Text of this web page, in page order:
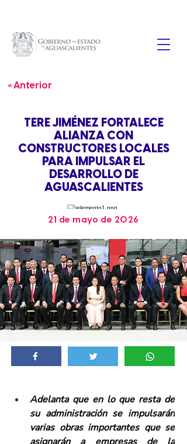
« Anterior
TERE JIMÉNEZ FORTALECE
ALIANZA CON
CONSTRUCTORES LOCALES
PARA IMPULSAR EL
DESARROLLO DE
AGUASCALIENTES
21 de mayo de 2026
Adelanta que en lo que resta de
su administración se impulsarán
varias obras importantes que se